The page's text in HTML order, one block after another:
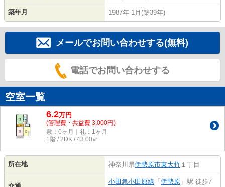
築年月 1987年 1月(築39年)
メールでお問い合わせする(無料)
電話でお問い合わせする
空室一覧
6.2万円
(管理費・共益費 3,000円)
敷：0ヶ月｜礼：1ヶ月
1階 / 2DK / 43.00㎡
所在地 神奈川県伊勢原市東大竹 １丁目
小田急小田原線 「 伊勢原 」駅 徒歩7